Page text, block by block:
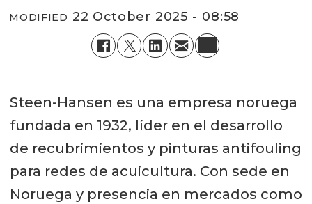
MODIFIED 22 October 2025 - 08:58
Steen-Hansen es una empresa noruega
fundada en 1932, líder en el desarrollo
de recubrimientos y pinturas antifouling
para redes de acuicultura. Con sede en
Noruega y presencia en mercados como